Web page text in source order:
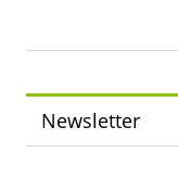
Newsletter